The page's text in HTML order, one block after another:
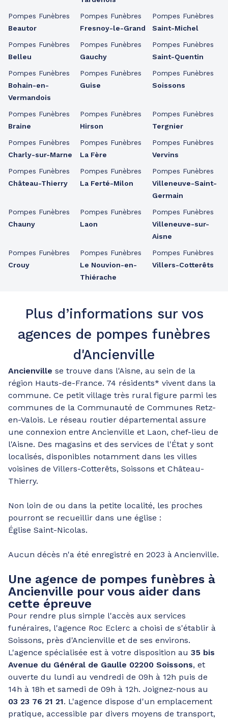
Pompes Funèbres
Beautor
Pompes Funèbres
Belleu
Pompes Funèbres
Bohain-en-
Vermandois
Pompes Funèbres
Braine
Pompes Funèbres
Charly-sur-Marne
Pompes Funèbres
Château-Thierry
Pompes Funèbres
Chauny
Pompes Funèbres
Crouy
Pompes Funèbres
Fresnoy-le-Grand
Pompes Funèbres
Gauchy
Pompes Funèbres
Guise
Pompes Funèbres
Hirson
Pompes Funèbres
La Fère
Pompes Funèbres
La Ferté-Milon
Pompes Funèbres
Laon
Pompes Funèbres
Le Nouvion-en-
Thiérache
Pompes Funèbres
Saint-Michel
Pompes Funèbres
Saint-Quentin
Pompes Funèbres
Soissons
Pompes Funèbres
Tergnier
Pompes Funèbres
Vervins
Pompes Funèbres
Villeneuve-Saint-
Germain
Pompes Funèbres
Villeneuve-sur-
Aisne
Pompes Funèbres
Villers-Cotterêts
Plus d’informations sur vos
agences de pompes funèbres
d'Ancienville
Ancienville se trouve dans l'Aisne, au sein de la
région Hauts-de-France. 74 résidents* vivent dans la
commune. Ce petit village très rural figure parmi les
communes de la Communauté de Communes Retz-
en-Valois. Le réseau routier départemental assure
une connexion entre Ancienville et Laon, chef-lieu de
l'Aisne. Des magasins et des services de l'État y sont
localisés, disponibles notamment dans les villes
voisines de Villers-Cotterêts, Soissons et Château-
Thierry.
Non loin de ou dans la petite localité, les proches
pourront se recueillir dans une église :
Église Saint-Nicolas.
Aucun décès n'a été enregistré en 2023 à Ancienville.
Une agence de pompes funèbres à
Ancienville pour vous aider dans
cette épreuve
Pour rendre plus simple l'accès aux services
funéraires, l'agence Roc Eclerc a choisi de s'établir à
Soissons, près d'Ancienville et de ses environs.
L'agence spécialisée est à votre disposition au 35 bis
Avenue du Général de Gaulle 02200 Soissons, et
ouverte du lundi au vendredi de 09h à 12h puis de
14h à 18h et samedi de 09h à 12h. Joignez-nous au
03 23 76 21 21. L'agence dispose d'un emplacement
pratique, accessible par divers moyens de transport,